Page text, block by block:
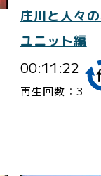
庄川と人々
ユニット編
00:11:22
再生回数：3